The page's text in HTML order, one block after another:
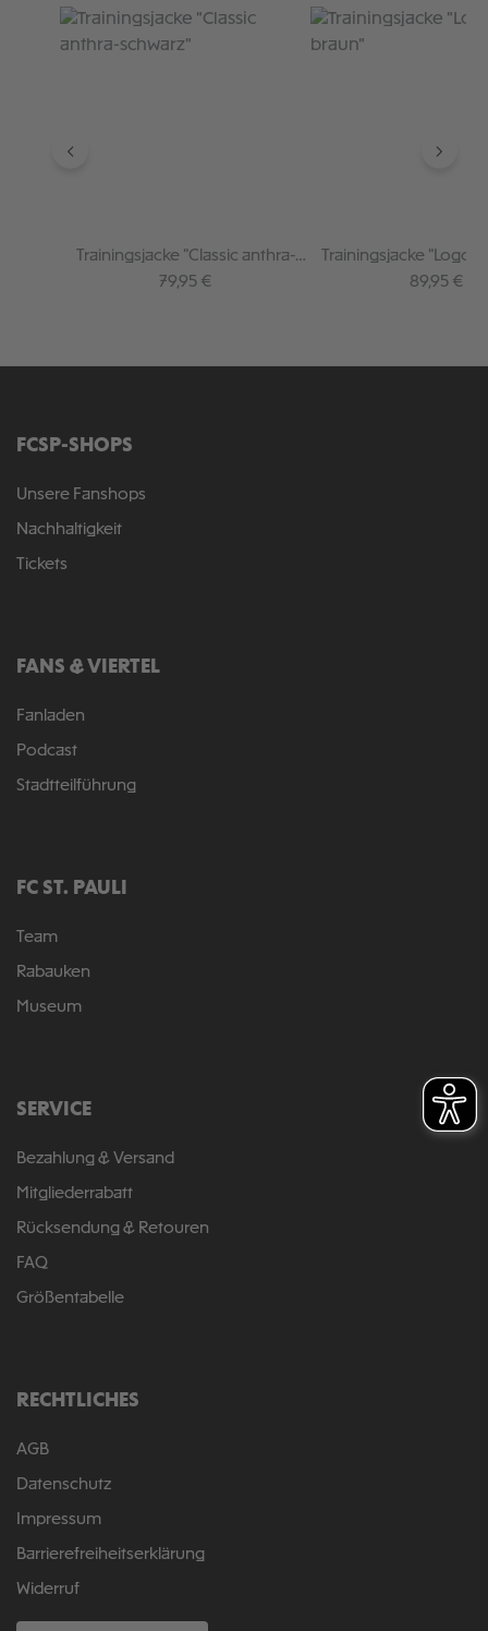
Produktgalerie überspringen
Trainingsjacke "Classic anthra-
schwarz"
Regulärer Preis:
79,95 €
Trainingsjacke "Logo
Regulärer
89,95 €
FCSP-SHOPS
Unsere Fanshops
Nachhaltigkeit
Tickets
FANS & VIERTEL
Fanladen
Podcast
Stadtteilführung
FC ST. PAULI
Team
Rabauken
Museum
SERVICE
Bezahlung & Versand
Mitgliederrabatt
Rücksendung & Retouren
FAQ
Größentabelle
RECHTLICHES
AGB
Datenschutz
Impressum
Barrierefreiheitserklärung
Widerruf